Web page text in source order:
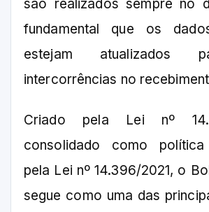
são realizados sempre no
fundamental que os
estejam atualizados
intercorrências no
Criado pela Lei nº
consolidado como política
pela Lei nº 14.396/2021, o
segue como uma das